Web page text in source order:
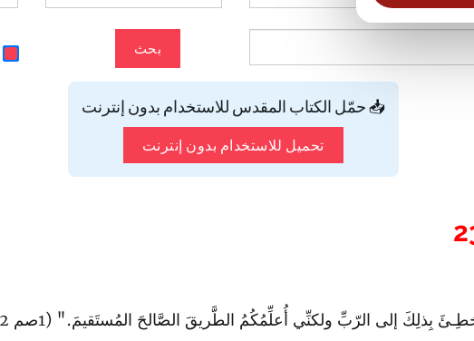
بحث
📥 حمّل الكتاب المقدس للاستخدام بدون إنترنت
تحميل للاستخدام بدون إنترنت
بِذلِكَ إلى الرّبِّ ولكنِّي أُعلِّمُكُمُ الطَّريقَ الصَّالحَ المُستَقيمَ." (1صم 12: 23).